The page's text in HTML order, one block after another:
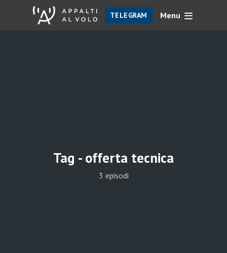
TELEGRAM Menu
Tag - offerta tecnica
3 episodi